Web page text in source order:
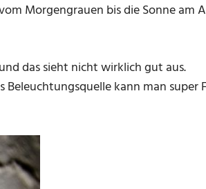
Morgengrauen bis die Sonne am
das sieht nicht wirklich gut aus.
kann man super